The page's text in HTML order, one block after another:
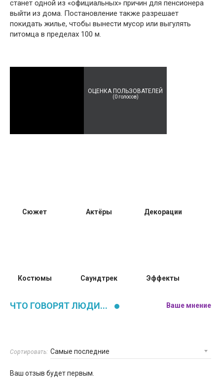
станет одной из «официальных» причин для пенсионера
выйти из дома. Постановление также разрешает
покидать жилье, чтобы вынести мусор или выгулять
питомца в пределах 100 м.
ОЦЕНКА ПОЛЬЗОВАТЕЛЕЙ
(0голосов)
Сюжет Актёры Декорации
Костюмы Саундтрек Эффекты
ЧТО ГОВОРЯТ ЛЮДИ... Ваше мнение
Сортировать:
Ваш отзыв будет первым.